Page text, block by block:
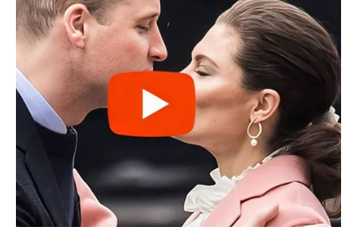
stvari odvijaju lakše nego inače. Ljudi će im izlaziti u
susret, poslovne prilike će se nizati, a novac će
pronalaziti put do njih čak i onda kada to najmanje
očekuju.
Ono što je posebno zanimljivo jeste činjenica da
Lavovima dolazi energija iznenadnog dobitka. Moguće je
da će sasvim slučajno učestvovati u nekoj nagradnoj igri
ili da će ih prijatelj nagovoriti da okušaju sreću.
Upravo tada može se dogoditi nešto što će ih ostaviti bez